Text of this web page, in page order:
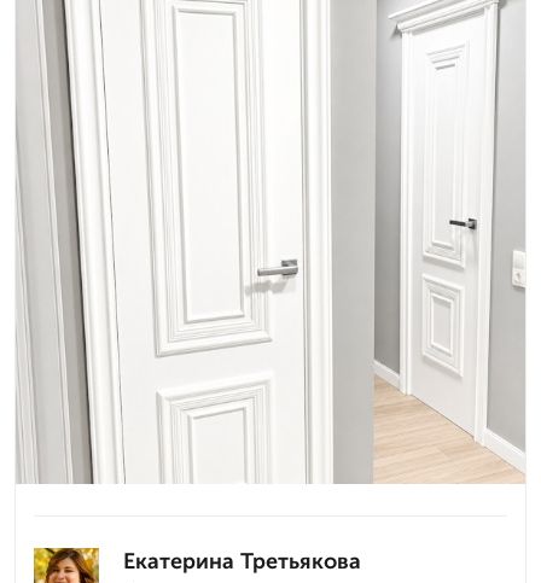
Екатерина Третьякова